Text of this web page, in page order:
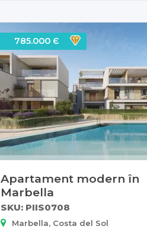
785.000 Є
Apartament modern în
Marbella
SKU: PIIS0708
Marbella, Costa del Sol